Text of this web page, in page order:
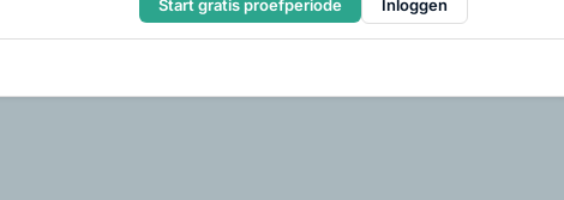
Start gratis proefperiode Inloggen